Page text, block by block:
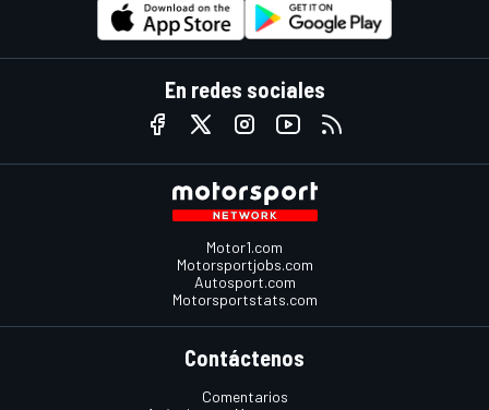
En redes sociales
Motor1.com
Motorsportjobs.com
Autosport.com
Motorsportstats.com
Contáctenos
Comentarios